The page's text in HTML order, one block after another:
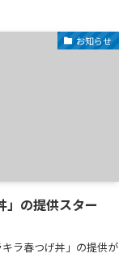
お知らせ
」の提供スター
ラ春つげ丼」の提供が